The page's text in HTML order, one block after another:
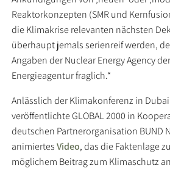
Reaktorkonzepten (SMR und
die Klimakrise relevanten nächsten
überhaupt jemals serienreif werden,
Angaben der Nuclear Energy Agency
Energieagentur fraglich.“
Anlässlich der Klimakonferenz in Dubai
veröffentlichte GLOBAL 2000 in
deutschen Partnerorganisation BUND
animiertesVideo, das die Faktenlage
möglichem Beitrag zum Klimaschutz